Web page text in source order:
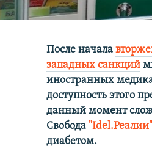
После начала
западных санкций
иностранных
доступность этого
данный момент
Свобода
диабетом.